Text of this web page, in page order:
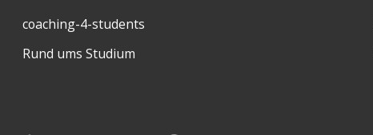
coaching-4-students
Rund ums Studium